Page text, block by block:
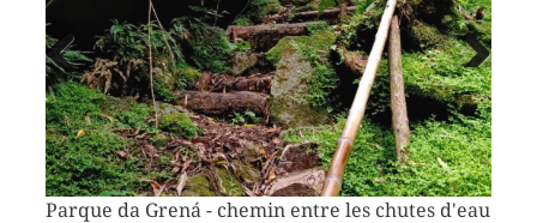
Parque da Grená - chemin entre les chutes d'eau
Vorheriges
Bild
Bild